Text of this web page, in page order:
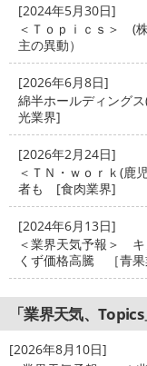
[2024年5月30日]
＜Ｔｏｐｉｃｓ＞ (
主の異動）
[2026年6月8日]
綿半ホールディング
光業界]
[2026年2月24日]
＜ＴＮ・ｗｏｒｋ(鹿
者も [食肉業界]
[2024年6月13日]
＜業界天気予報＞ キ
くず価格高騰 ［青果
「業界天気、
[2026年8月10日]